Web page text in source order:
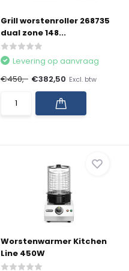
Grill worstenroller 268735
dual zone 148...
Levering op aanvraag
€450,- €382,50 Excl. btw
Worstenwarmer Kitchen
Line 450W